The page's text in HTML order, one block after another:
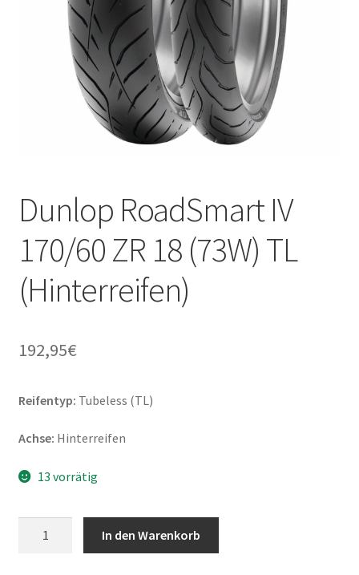
Dunlop RoadSmart IV
170/60 ZR 18 (73W) TL
(Hinterreifen)
192,95€
Reifentyp: Tubeless (TL)
Achse: Hinterreifen
13 vorrätig
In den Warenkorb